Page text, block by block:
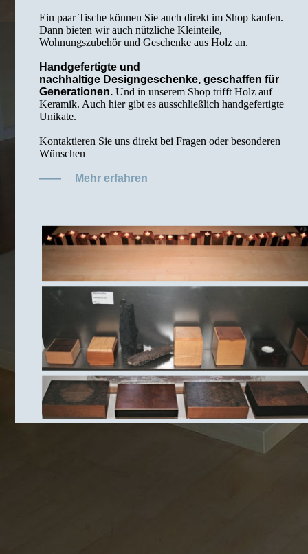
Ein paar Tische können Sie auch direkt im Shop kaufen.
Dann bieten wir auch nützliche Kleinteile,
Wohnungszubehör und Geschenke aus Holz an.
Handgefertigte und
nachhaltige Designgeschenke, geschaffen für
Generationen. Und in unserem Shop trifft Holz auf
Keramik. Auch hier gibt es ausschließlich handgefertigte
Unikate.
Kontaktieren Sie uns direkt bei Fragen oder besonderen
Wünschen
—— Mehr erfahren